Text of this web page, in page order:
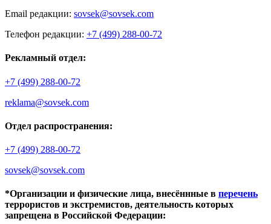
Email редакции: sovsek@sovsek.com
Телефон редакции: +7 (499) 288-00-72
Рекламный отдел:
+7 (499) 288-00-72
reklama@sovsek.com
Отдел распространения:
+7 (499) 288-00-72
sovsek@sovsek.com
*Организации и физические лица, внесённные в перечень
террористов и экстремистов, деятельность которых
запрещена в Российской Федерации: